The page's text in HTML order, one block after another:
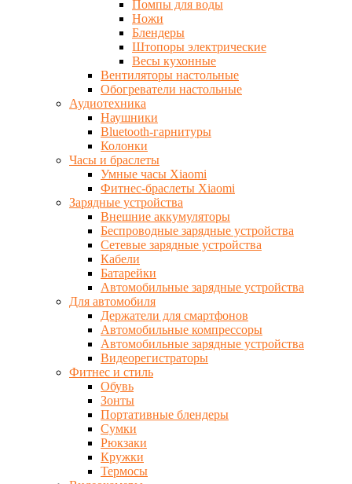
Помпы для воды
Ножи
Блендеры
Штопоры электрические
Весы кухонные
Вентиляторы настольные
Обогреватели настольные
Аудиотехника
Наушники
Bluetooth-гарнитуры
Колонки
Часы и браслеты
Умные часы Xiaomi
Фитнес-браслеты Xiaomi
Зарядные устройства
Внешние аккумуляторы
Беспроводные зарядные устройства
Сетевые зарядные устройства
Кабели
Батарейки
Автомобильные зарядные устройства
Для автомобиля
Держатели для смартфонов
Автомобильные компрессоры
Автомобильные зарядные устройства
Видеорегистраторы
Фитнес и стиль
Обувь
Зонты
Портативные блендеры
Сумки
Рюкзаки
Кружки
Термосы